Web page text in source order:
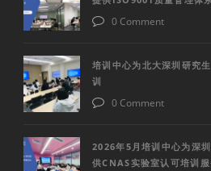
0 Comment
培训中心为北大深圳研究
训
0 Comment
2026年5月培训中心为深
供CNAS实验室认可培训